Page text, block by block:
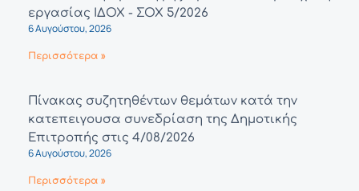
εργασίας ΙΔΟΧ - ΣΟΧ 5/2026
6 Αυγούστου, 2026
Περισσότερα »
Πίνακας συζητηθέντων θεμάτων κατά την
κατεπειγουσα συνεδρίαση της Δημοτικής
Επιτροπής στις 4/08/2026
6 Αυγούστου, 2026
Περισσότερα »